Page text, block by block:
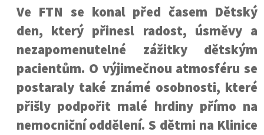
Ve FTN se konal před časem Dětský
den, který přinesl radost, úsměvy a
nezapomenutelné zážitky dětským
pacientům. O výjimečnou atmosféru se
postaraly také známé osobnosti, které
přišly podpořit malé hrdiny přímo na
nemocniční oddělení. S dětmi na Klinice